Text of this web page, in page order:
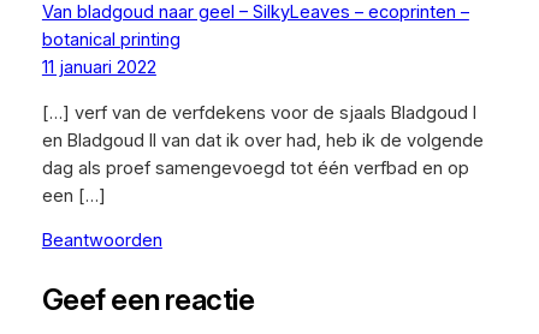
Van bladgoud naar geel – SilkyLeaves – ecoprinten –
botanical printing
11 januari 2022
[…] verf van de verfdekens voor de sjaals Bladgoud I
en Bladgoud II van dat ik over had, heb ik de volgende
dag als proef samengevoegd tot één verfbad en op
een […]
Beantwoorden
Geef een reactie